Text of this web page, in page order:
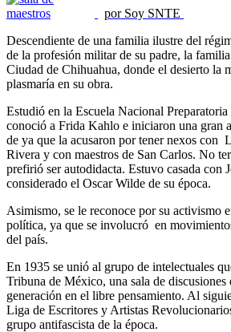
por Soy SNTE
Descendiente de una familia ilustre del
de la profesión militar de su padre, la
Ciudad de Chihuahua, donde el desierto la
plasmaría en su obra.
Estudió en la Escuela Nacional
conoció a Frida Kahlo e iniciaron una gran
de ya que la acusaron por tener nexos con
Rivera y con maestros de San Carlos. No
prefirió ser autodidacta. Estuvo casada con
considerado el Oscar Wilde de su época.
Asimismo, se le reconoce por su activismo
política, ya que se involucró en
del país.
En 1935 se unió al grupo de intelectuales
Tribuna de México, una sala de discusiones
generación en el libre pensamiento. Al
Liga de Escritores y Artistas
grupo antifascista de la época.